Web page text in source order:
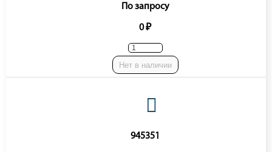
По запросу
0 ₽
Нет в наличии
945351